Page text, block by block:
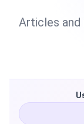
Articles